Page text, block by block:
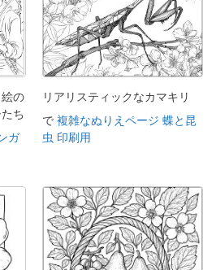
の
ち
ガ
リアリスティックなカマキリ
で 複雑なぬりえページ 蝶と昆
虫 印刷用